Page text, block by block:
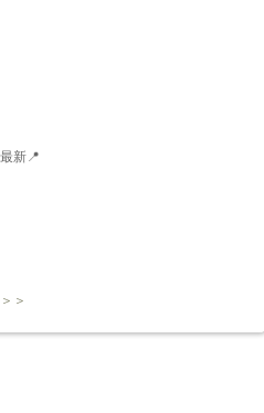
新📍
＞＞